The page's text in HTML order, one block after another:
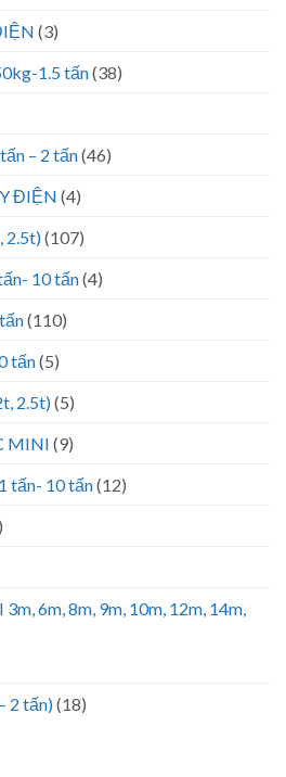
(3)
1.5 tấn(38)
– 2 tấn(46)
ĐIỆN (4)
2.5t)(107)
10 tấn(4)
(110)
tấn(5)
2.5t)(5)
MINI (9)
tấn- 10 tấn(12)
6m, 8m, 9m, 10m, 12m, 14m,
2 tấn)(18)